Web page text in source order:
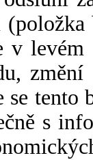
v
tento
s